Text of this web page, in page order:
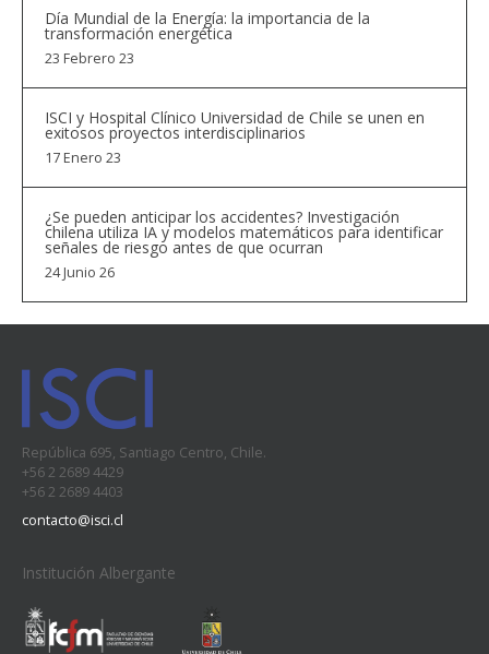
Día Mundial de la Energía: la importancia de la
transformación energética
23 Febrero 23
ISCI y Hospital Clínico Universidad de Chile se unen en
exitosos proyectos interdisciplinarios
17 Enero 23
¿Se pueden anticipar los accidentes? Investigación
chilena utiliza IA y modelos matemáticos para identificar
señales de riesgo antes de que ocurran
24 Junio 26
República 695, Santiago Centro, Chile.
+56 2 2689 4429
+56 2 2689 4403
contacto@isci.cl
Institución Albergante